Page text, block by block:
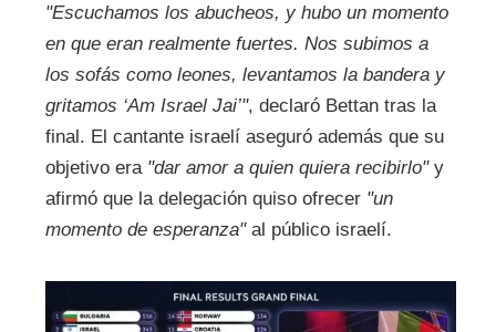
"Escuchamos los abucheos, y hubo un momento
en que eran realmente fuertes. Nos subimos a
los sofás como leones, levantamos la bandera y
gritamos ‘Am Israel Jai’", declaró Bettan tras la
final. El cantante israelí aseguró además que su
objetivo era "dar amor a quien quiera recibirlo"y
afirmó que la delegación quiso ofrecer "un
momento de esperanza"al público israelí.